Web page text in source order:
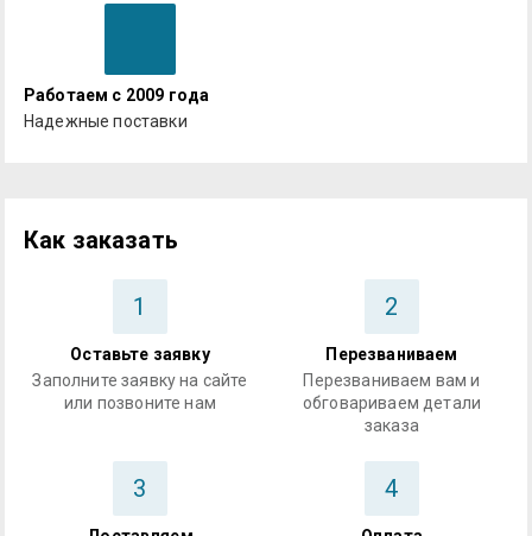
Работаем с 2009 года
Надежные поставки
Как заказать
1
Оставьте заявку
Заполните заявку на сайте
или позвоните нам
2
Перезваниваем
Перезваниваем вам и
обговариваем детали
заказа
3 4